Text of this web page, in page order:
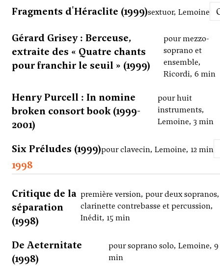
Fragments d'Héraclite (1999)sextuor, Lemoine
Gérard Grisey : Berceuse,
extraite des « Quatre chants
pour franchir le seuil » (1999)
pour mezzo-
soprano et
ensemble,
Ricordi, 6 min
Henry Purcell : In nomine
broken consort book (1999-
2001)
pour huit
instruments,
Lemoine, 3 min
Six Préludes (1999)pour clavecin, Lemoine, 12 min
1998
Critique de la
séparation
(1998)
première version, pour deux sopranos,
clarinette contrebasse et percussion,
Inédit, 15 min
De Aeternitate
(1998)
pour soprano solo, Lemoine, 9
min